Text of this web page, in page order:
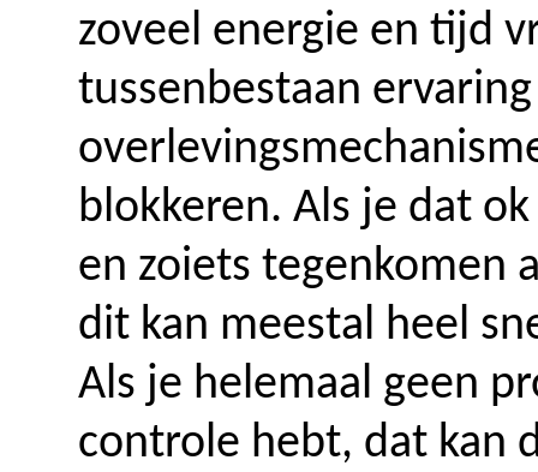
zoveel energie en tijd
tussenbestaan
blokkeren. Als je dat
en zoiets tegenkomen
dit kan meestal heel
Als je helemaal geen
controle hebt, dat kan